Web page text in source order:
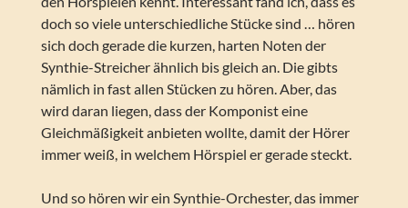
doch so viele unterschiedliche Stücke sind … hören
sich doch gerade die kurzen, harten Noten der
Synthie-Streicher ähnlich bis gleich an. Die gibts
nämlich in fast allen Stücken zu hören. Aber, das
wird daran liegen, dass der Komponist eine
Gleichmäßigkeit anbieten wollte, damit der Hörer
immer weiß, in welchem Hörspiel er gerade steckt.
Und so hören wir ein Synthie-Orchester, das immer